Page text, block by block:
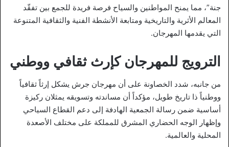
جنة”، مما يمنح المواطنين والسياح فرصة فريدة للجمع بين تفقّد
المعالم الأثرية والتاريخية ومتابعة الأنشطة الفنية والثقافية المتنوعة
التي يقدمها المهرجان.
الترويج للمهرجان كإرث ثقافي ووطني
من جانبه، شدد الخصاونة على أن مهرجان جرش يشكل إرثاً ثقافياً
ووطنياً ذا تاريخ طويل، مؤكداً أن مساندته وتسويقه يمثلان ركيزة
أساسية ضمن رسالة الجمعية الهادفة إلى دعم القطاع السياحي
وإظهار الوجه الحضاري المشرق للمملكة على مختلف الأصعدة
المحلية والعالمية.